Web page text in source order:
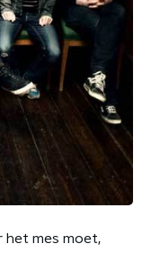
het mes moet,